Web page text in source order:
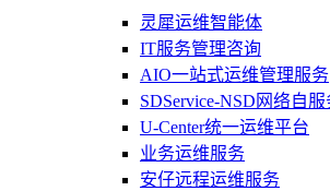
灵犀运维智能体
IT服务管理咨询
AIO一站式运维管理服务
SDService-NSD网络自
U-Center统一运维平台
业务运维服务
安仔远程运维服务